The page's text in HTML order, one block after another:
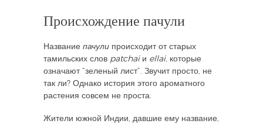
Происхождение пачули
Название пачули происходит от старых
тамильских слов patchai и ellai, которые
означают “зеленый лист”. Звучит просто, не
так ли? Однако история этого ароматного
растения совсем не проста.
Жители южной Индии, давшие ему название,